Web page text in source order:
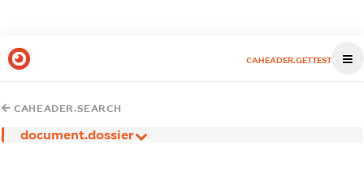
CAHEADER.GETTEST
CAHEADER.SEARCH
document.dossier